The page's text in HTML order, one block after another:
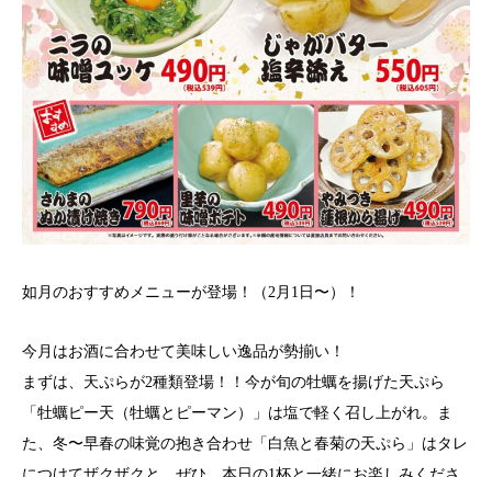
如月のおすすめメニューが登場！（2月1日〜）！
今月はお酒に合わせて美味しい逸品が勢揃い！
まずは、天ぷらが2種類登場！！今が旬の牡蠣を揚げた天ぷら
「牡蠣ピー天（牡蠣とピーマン）」は塩で軽く召し上がれ。ま
た、冬〜早春の味覚の抱き合わせ「白魚と春菊の天ぷら」はタレ